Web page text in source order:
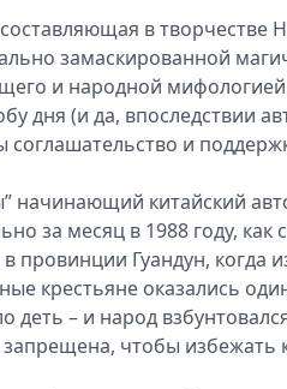
в творчестве
замаскированной
и народной
дня (и да, впоследствии
и
начинающий китайский
за месяц в 1988 году,
провинции Гуандун, когда
крестьяне оказались
деть – и народ
чтобы избежать